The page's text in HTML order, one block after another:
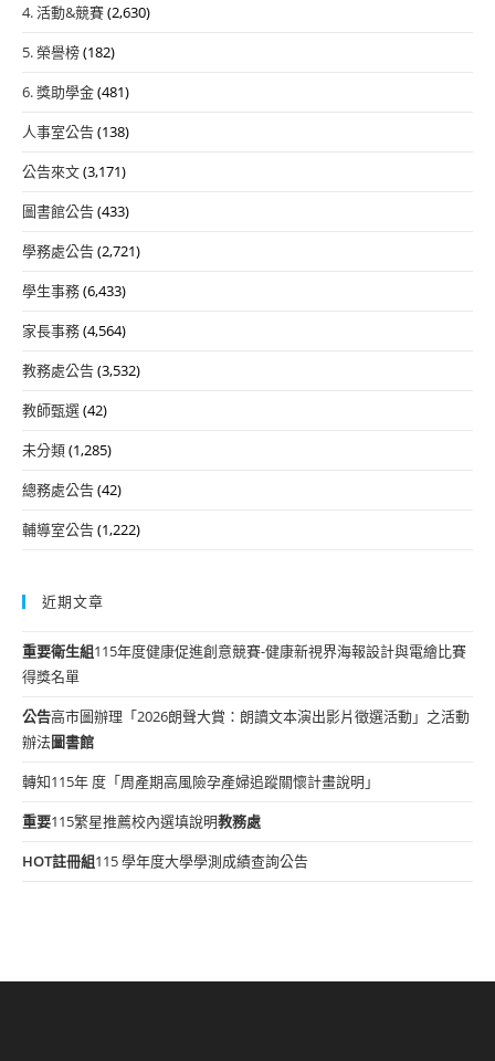
4. 活動&競賽(2,630)
5. 榮譽榜(182)
6. 獎助學金(481)
人事室公告(138)
公告來文(3,171)
圖書館公告(433)
學務處公告(2,721)
學生事務(6,433)
家長事務(4,564)
教務處公告(3,532)
教師甄選(42)
未分類(1,285)
總務處公告(42)
輔導室公告(1,222)
近期文章
重要衛生組115年度健康促進創意競賽-健康新視界海報設計與電繪比賽
得獎名單
公告高市圖辦理「2026朗聲大賞：朗讀文本演出影片徵選活動」之活動
辦法圖書館
轉知115年 度「周產期高風險孕產婦追蹤關懷計畫說明」
重要115繁星推薦校內選填說明教務處
HOT註冊組115 學年度大學學測成績查詢公告